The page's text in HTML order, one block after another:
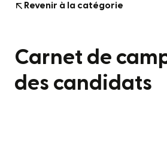
Revenir à la catégorie
Carnet de
des candidats